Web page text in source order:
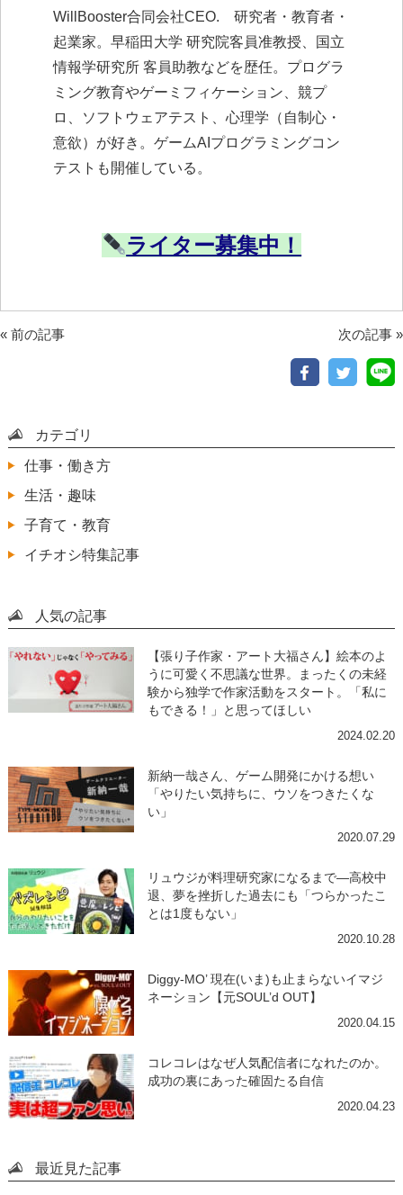
WillBooster合同会社CEO. 研究者・教育者・
起業家。早稲田大学 研究院客員准教授、国立
情報学研究所 客員助教などを歴任。プログラ
ミング教育やゲーミフィケーション、競プ
ロ、ソフトウェアテスト、心理学（自制心・
意欲）が好き。ゲームAIプログラミングコン
テストも開催している。
ライター募集中！
« 前の記事 次の記事 »
カテゴリ
仕事・働き方
生活・趣味
子育て・教育
イチオシ特集記事
人気の記事
【張り子作家・アート大福さん】絵本のよ
うに可愛く不思議な世界。まったくの未経
験から独学で作家活動をスタート。「私に
もできる！」と思ってほしい
2024.02.20
新納一哉さん、ゲーム開発にかける想い
「やりたい気持ちに、ウソをつきたくな
い」
2020.07.29
リュウジが料理研究家になるまで―高校中
退、夢を挫折した過去にも「つらかったこ
とは1度もない」
2020.10.28
Diggy-MO’ 現在(いま)も止まらないイマジ
ネーション【元SOUL’d OUT】
2020.04.15
コレコレはなぜ人気配信者になれたのか。
成功の裏にあった確固たる自信
2020.04.23
最近見た記事